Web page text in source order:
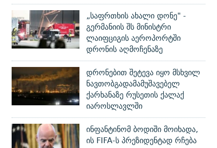
„საფრთხის ახალი დონე" -
გერმანიის შს მინისტრი
ლაიფციგის აეროპორტში
დრონის აღმოჩენაზე
დრონებით შეტევა იყო მსხვილ
ნავთობგადამამუშავებელ
ქარხანაზე რუსეთის ქალაქ
იაროსლავლში
ინფანტინომ ბოდიში მოიხადა,
ის FIFA-ს პრეზიდენტად რჩება